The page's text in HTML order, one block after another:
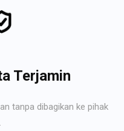
Terjamin
tanpa dibagikan ke pihak